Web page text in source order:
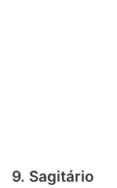
9. Sagitário